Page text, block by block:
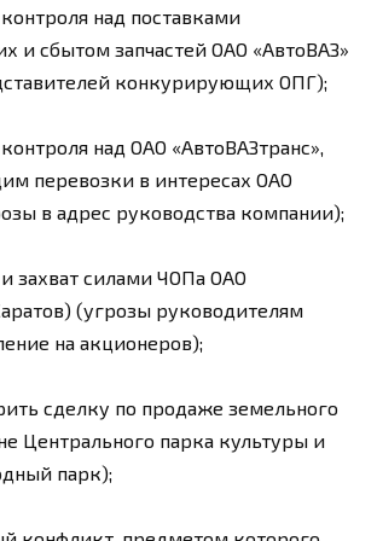
над поставками
и сбытом запчастей ОАО «АвтоВАЗ»
конкурирующих ОПГ);
над ОАО «АвтоВАЗтранс»,
перевозки в интересах ОАО
в адрес руководства компании);
захват силами ЧОПа ОАО
(угрозы руководителям
на акционеров);
сделку по продаже земельного
Центрального парка культуры и
парк);